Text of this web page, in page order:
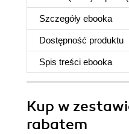
Szczegóły ebooka
Dostępność produktu
Spis treści ebooka
Kup w
rabatem